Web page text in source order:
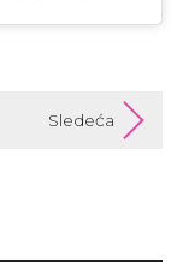
Sledeća